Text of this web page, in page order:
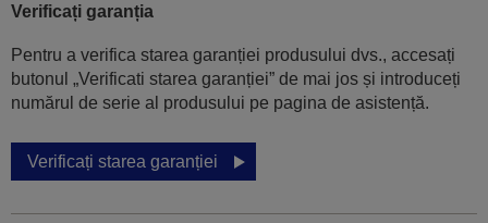
Verificați garanția
Pentru a verifica starea garanției produsului dvs., accesați
butonul „Verificati starea garanției” de mai jos și introduceți
numărul de serie al produsului pe pagina de asistență.
Verificați starea garanției